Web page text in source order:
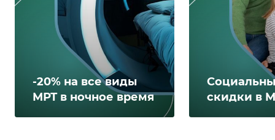
-20% на все виды
МРТ в ночное время
скидки в